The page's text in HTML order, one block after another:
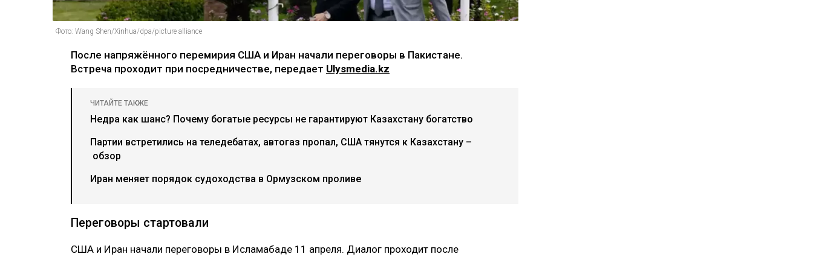
Фото: Wang Shen/Xinhua/dpa/picture alliance
После напряжённого перемирия США и Иран начали переговоры в Пакистане.
Встреча проходит при посредничестве, передает Ulysmedia.kz
ЧИТАЙТЕ ТАКЖЕ
Недра как шанс? Почему богатые ресурсы не гарантируют Казахстану богатство
Партии встретились на теледебатах, автогаз пропал, США тянутся к Казахстану –
обзор
Иран меняет порядок судоходства в Ормузском проливе
Переговоры стартовали
США и Иран начали переговоры в Исламабаде 11 апреля. Диалог проходит после